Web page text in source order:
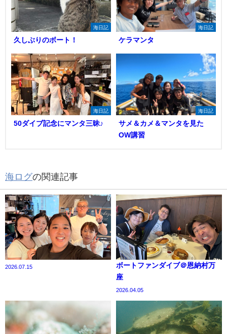
海日記
久しぶりのボート！
海日記
ケラマンタ
海日記
50ダイブ記念にマンタ三昧♪
海日記
サメ＆カメ＆マンタを見た
OW講習
海ログの関連記事
2026.07.15
ボートファンダイブ＠恩納村万
座
2026.04.05